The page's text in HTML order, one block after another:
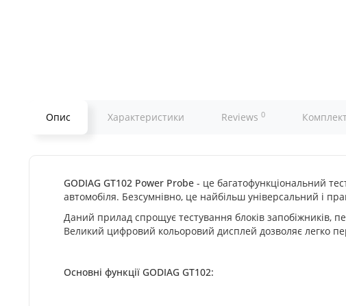
Опис Характеристики Reviews 0
GODIAG GT102 Power Probe - це багатофункціональний
автомобіля. Безсумнівно, це найбільш універсальний і
Даний прилад спрощує тестування блоків запобіжників,
Великий цифровий кольоровий дисплей дозволяє легко
Основні функції GODIAG GT102: